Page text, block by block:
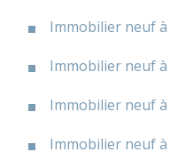
Immobilier neuf
Immobilier neuf
Immobilier neuf
Immobilier neuf à